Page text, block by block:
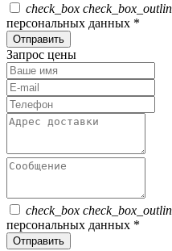
check_box
персональных данных *
Отправить
Запрос цены
check_box
персональных данных *
Отправить